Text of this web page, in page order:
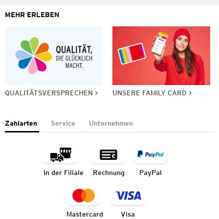
MEHR ERLEBEN
QUALITÄTSVERSPRECHEN UNSERE FAMILY CARD
Zahlarten Service Unternehmen
In der Filiale Rechnung PayPal
Mastercard Visa